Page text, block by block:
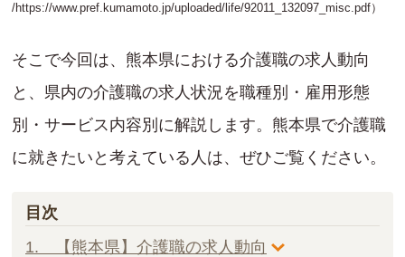
/https://www.pref.kumamoto.jp/uploaded/life/92011_132097_misc.pdf）
そこで今回は、熊本県における介護職の求人動向
と、県内の介護職の求人状況を職種別・雇用形態
別・サービス内容別に解説します。熊本県で介護職
に就きたいと考えている人は、ぜひご覧ください。
目次
1. 【熊本県】介護職の求人動向